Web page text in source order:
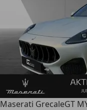
Maserati GrecaleGT